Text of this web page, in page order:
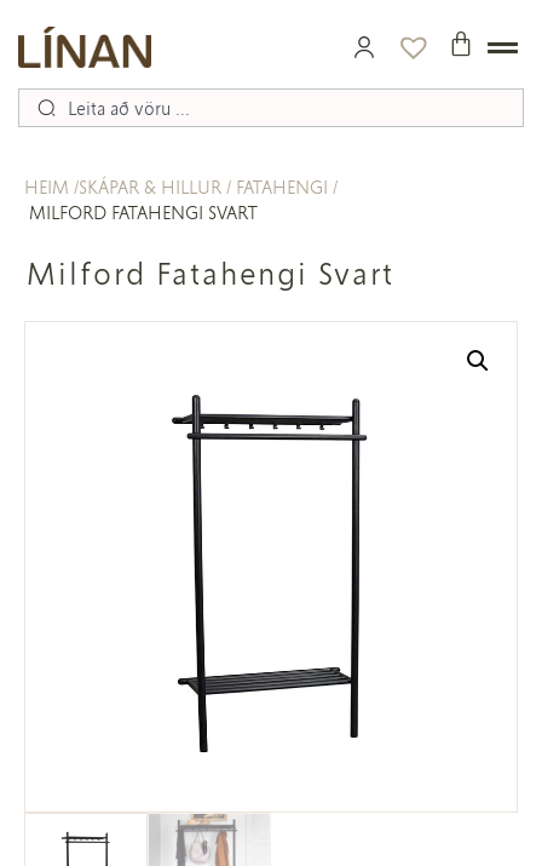
HEIM SKÁPAR & HILLUR
FATAHENGI
MILFORD FATAHENGI SVART
Milford Fatahengi Svart